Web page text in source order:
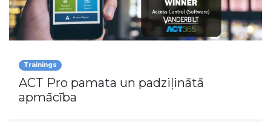
Trainings
ACT Pro pamata un padziļinātā
apmācība